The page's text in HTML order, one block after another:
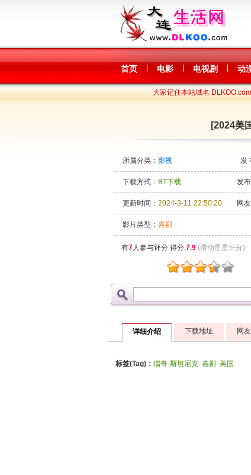
首页 电影 电视剧 动
大家记住本站域名
[2024美
所属分类： 影视 发
下载方式： BT下载 发
更新时间： 2024-3-11 22:50:20 网
影片类型： 喜剧
有7人参与评分 得分:7.9 (滑动星星评分)
详细介绍 下载地址 网
标签(Tag)： 瑞奇·斯坦尼克 喜剧 美国